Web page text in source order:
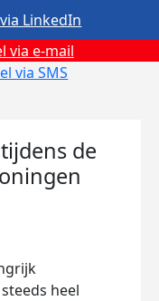
via e-mail
via SMS
LinkedIn
de
heel